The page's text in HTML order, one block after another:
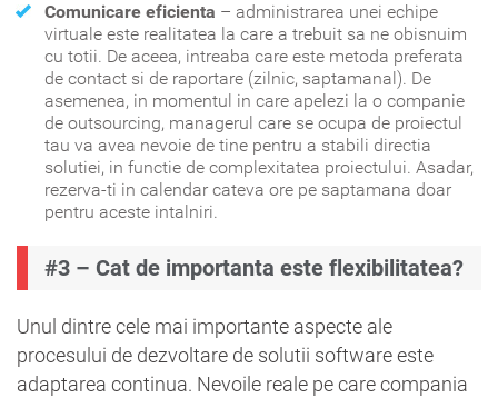
Comunicare eficienta – administrarea unei echipe
virtuale este realitatea la care a trebuit sa ne obisnuim
cu totii. De aceea, intreaba care este metoda preferata
de contact si de raportare (zilnic, saptamanal). De
asemenea, in momentul in care apelezi la o companie
de outsourcing, managerul care se ocupa de proiectul
tau va avea nevoie de tine pentru a stabili directia
solutiei, in functie de complexitatea proiectului. Asadar,
rezerva-ti in calendar cateva ore pe saptamana doar
pentru aceste intalniri.
#3 – Cat de importanta este flexibilitatea?
Unul dintre cele mai importante aspecte ale
procesului de dezvoltare de solutii software este
adaptarea continua. Nevoile reale pe care compania